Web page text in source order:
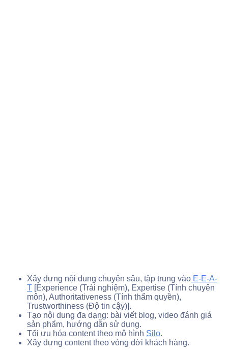
Xây dựng nội dung chuyên sâu, tập trung vào E-E-A-
T [Experience (Trải nghiệm), Expertise (Tính chuyên
môn), Authoritativeness (Tính thẩm quyền),
Trustworthiness (Độ tin cậy)].
Tạo nội dung đa dạng: bài viết blog, video đánh giá
sản phẩm, hướng dẫn sử dụng.
Tối ưu hóa content theo mô hình Silo.
Xây dựng content theo vòng đời khách hàng.